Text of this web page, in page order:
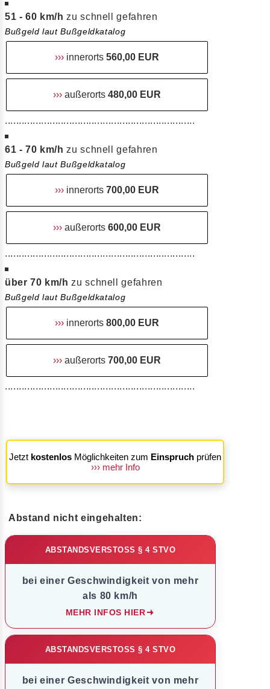
51 - 60 km/h zu schnell gefahren
Bußgeld laut Bußgeldkatalog
››› innerorts 560,00 EUR
››› außerorts 480,00 EUR
....................................................................
61 - 70 km/h zu schnell gefahren
Bußgeld laut Bußgeldkatalog
››› innerorts 700,00 EUR
››› außerorts 600,00 EUR
....................................................................
über 70 km/h zu schnell gefahren
Bußgeld laut Bußgeldkatalog
››› innerorts 800,00 EUR
››› außerorts 700,00 EUR
....................................................................
Jetzt kostenlos Möglichkeiten zum Einspruch prüfen
››› mehr Info
Abstand nicht eingehalten:
ABSTANDSVERSTOSS § 4 STVO
bei einer Geschwindigkeit von mehr
als 80 km/h
MEHR INFOS HIER
ABSTANDSVERSTOSS § 4 STVO
bei einer Geschwindigkeit von mehr